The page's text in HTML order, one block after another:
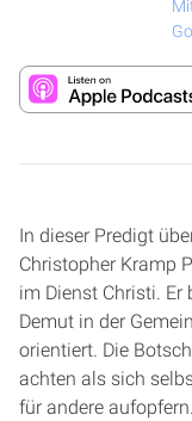
In dieser Predigt
Christopher Kramp
im Dienst Christi.
Demut in der
orientiert. Die
achten als sich
für andere aufopfern.